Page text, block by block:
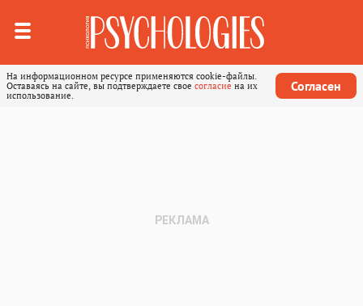
На информационном ресурсе применяются cookie-файлы.
Оставаясь на сайте, вы подтверждаете свое согласие на их
использование.
Согласен